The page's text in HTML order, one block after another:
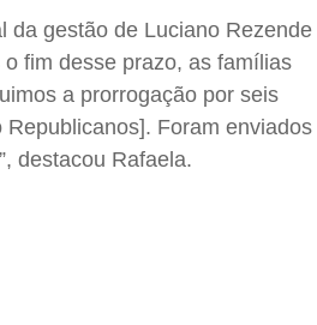
da gestão de Luciano Rezende
fim desse prazo, as famílias
a prorrogação por seis
Foram enviados
destacou Rafaela.